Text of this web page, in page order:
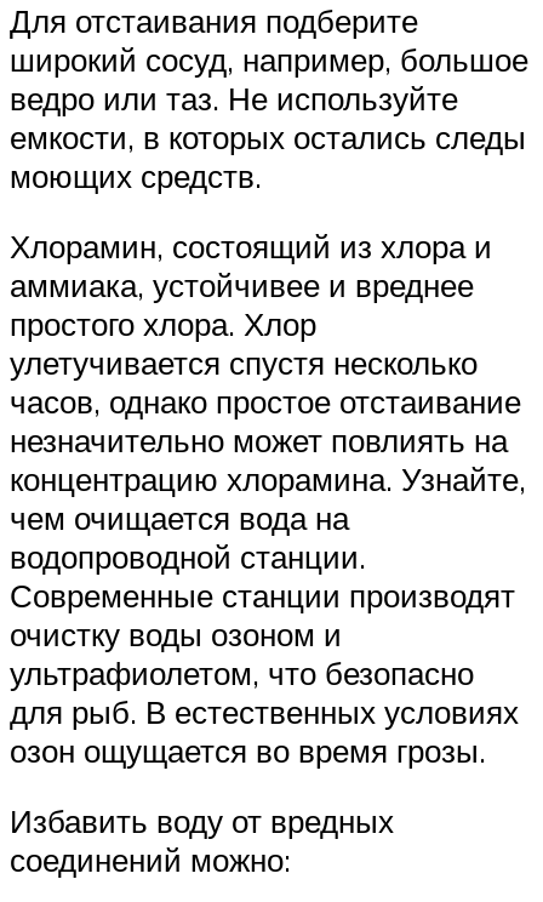
Для отстаивания подберите
широкий сосуд, например, большое
ведро или таз. Не используйте
емкости, в которых остались следы
моющих средств.
Хлорамин, состоящий из хлора и
аммиака, устойчивее и вреднее
простого хлора. Хлор
улетучивается спустя несколько
часов, однако простое отстаивание
незначительно может повлиять на
концентрацию хлорамина. Узнайте,
чем очищается вода на
водопроводной станции.
Современные станции производят
очистку воды озоном и
ультрафиолетом, что безопасно
для рыб. В естественных условиях
озон ощущается во время грозы.
Избавить воду от вредных
соединений можно: